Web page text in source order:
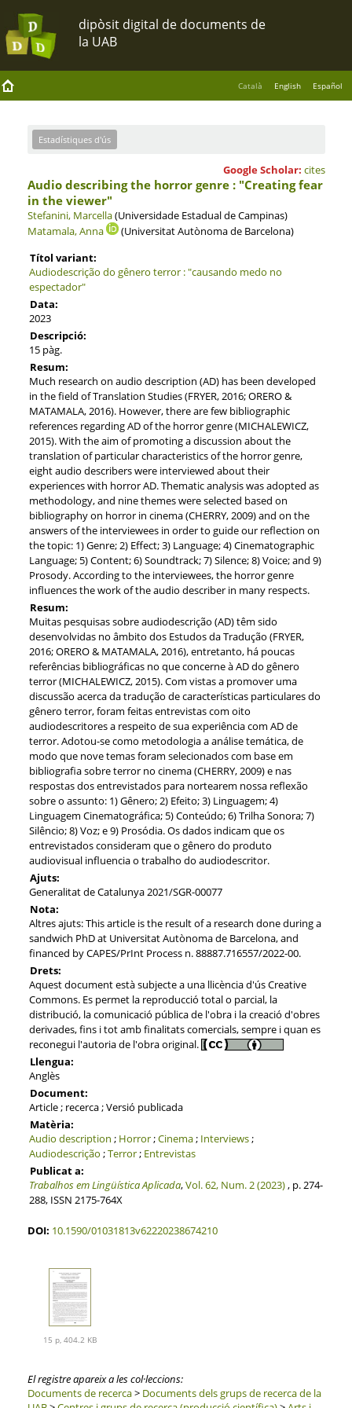
Català English Español
Estadístiques d'ús
Google Scholar: cites
Audio describing the horror genre : "Creating fear
in the viewer"
Stefanini, Marcella(Universidade Estadual de Campinas)
Matamala, Anna
(Universitat Autònoma de Barcelona)
Títol variant:
Audiodescrição do gênero terror : "causando medo no
espectador"
Data:
2023
Descripció:
15 pàg.
Resum:
Much research on audio description (AD) has been developed
in the field of Translation Studies (FRYER, 2016; ORERO &
MATAMALA, 2016). However, there are few bibliographic
references regarding AD of the horror genre (MICHALEWICZ,
2015). With the aim of promoting a discussion about the
translation of particular characteristics of the horror genre,
eight audio describers were interviewed about their
experiences with horror AD. Thematic analysis was adopted as
methodology, and nine themes were selected based on
bibliography on horror in cinema (CHERRY, 2009) and on the
answers of the interviewees in order to guide our reflection on
the topic: 1) Genre; 2) Effect; 3) Language; 4) Cinematographic
Language; 5) Content; 6) Soundtrack; 7) Silence; 8) Voice; and 9)
Prosody. According to the interviewees, the horror genre
influences the work of the audio describer in many respects.
Resum:
Muitas pesquisas sobre audiodescrição (AD) têm sido
desenvolvidas no âmbito dos Estudos da Tradução (FRYER,
2016; ORERO & MATAMALA, 2016), entretanto, há poucas
referências bibliográficas no que concerne à AD do gênero
terror (MICHALEWICZ, 2015). Com vistas a promover uma
discussão acerca da tradução de características particulares do
gênero terror, foram feitas entrevistas com oito
audiodescritores a respeito de sua experiência com AD de
terror. Adotou-se como metodologia a análise temática, de
modo que nove temas foram selecionados com base em
bibliografia sobre terror no cinema (CHERRY, 2009) e nas
respostas dos entrevistados para nortearem nossa reflexão
sobre o assunto: 1) Gênero; 2) Efeito; 3) Linguagem; 4)
Linguagem Cinematográfica; 5) Conteúdo; 6) Trilha Sonora; 7)
Silêncio; 8) Voz; e 9) Prosódia. Os dados indicam que os
entrevistados consideram que o gênero do produto
audiovisual influencia o trabalho do audiodescritor.
Ajuts:
Generalitat de Catalunya 2021/SGR-00077
Nota:
Altres ajuts: This article is the result of a research done during a
sandwich PhD at Universitat Autònoma de Barcelona, and
financed by CAPES/PrInt Process n. 88887.716557/2022-00.
Drets:
Aquest document està subjecte a una llicència d'ús Creative
Commons. Es permet la reproducció total o parcial, la
distribució, la comunicació pública de l'obra i la creació d'obres
derivades, fins i tot amb finalitats comercials, sempre i quan es
reconegui l'autoria de l'obra original.
Llengua:
Anglès
Document:
Article ; recerca ; Versió publicada
Matèria:
Audio description ; Horror;Cinema; Interviews;
Audiodescrição ;Terror; Entrevistas
Publicat a:
Trabalhos em Lingüística Aplicada,Vol. 62, Num. 2 (2023), p. 274-
288, ISSN 2175-764X
DOI: 10.1590/01031813v62220238674210
15 p, 404.2 KB
El registre apareix a les col·leccions:
Documents de recerca> Documents dels grups de recerca de la